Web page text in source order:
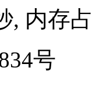
, 内存
号